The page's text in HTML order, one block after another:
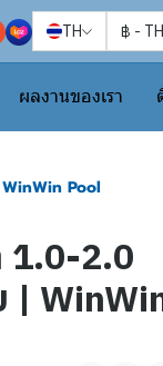
TH ฿ -
ผลงานของเรา
WinWin Pool
1.0-2.0
|